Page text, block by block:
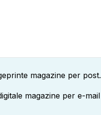
magazine per post.
magazine per e-mail